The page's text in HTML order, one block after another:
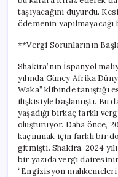
taşıyacağını duyurdu.
ödemenin
**Vergi Sorunlarının
Shakira’nın İspanyol
yılında Güney Afrika
Waka” klibinde tanıştığı
ilişkisiyle başlamıştı. Bu
yaşadığı birkaç farklı
oluşturuyor. Daha önce,
kaçınmak için farklı bir
gitmişti. Shakira, 2024
bir yazıda vergi
“Engizisyon